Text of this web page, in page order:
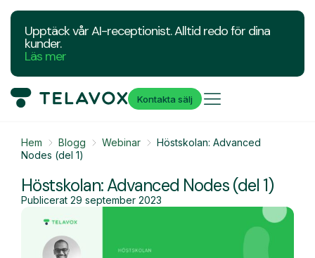
Upptäck vår AI-receptionist. Alltid redo för dina
kunder.
Läs mer
Kontakta sälj
Hem Blogg Webinar
Höstskolan: Advanced
Nodes (del 1)
Höstskolan: Advanced Nodes (del 1)
Publicerat 29 september 2023